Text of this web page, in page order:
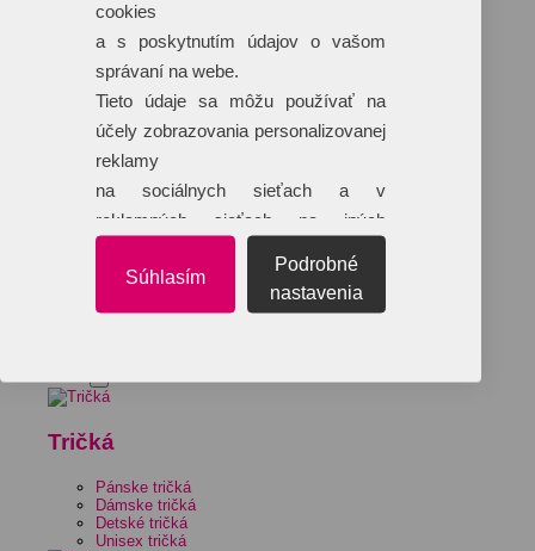
Tričká
Pánske tričká
Dámske tričká
Detské tričká
Unisex tričká
cookies
a s poskytnutím údajov o vašom
správaní na webe.
Tieto údaje sa môžu používať na
účely zobrazovania personalizovanej
reklamy
na sociálnych sieťach a v
reklamných sieťach na iných
Súhlasím
Podrobné
nastavenia